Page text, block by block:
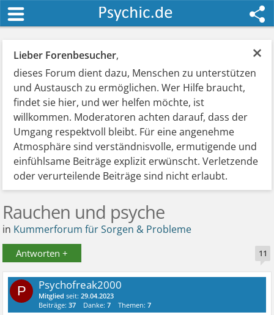
×
Lieber Forenbesucher,
dieses Forum dient dazu, Menschen zu unterstützen
und Austausch zu ermöglichen. Wer Hilfe braucht,
findet sie hier, und wer helfen möchte, ist
willkommen. Moderatoren achten darauf, dass der
Umgang respektvoll bleibt. Für eine angenehme
Atmosphäre sind verständnisvolle, ermutigende und
einfühlsame Beiträge explizit erwünscht. Verletzende
oder verurteilende Beiträge sind nicht erlaubt.
Rauchen und psyche
in Kummerforum für Sorgen & Probleme
Antworten + 11
P Psychofreak2000
Mitglied seit:29.04.2023
Beiträge:37 Danke:7 Themen:7